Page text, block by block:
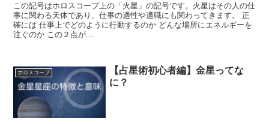
この記号はホロスコープ上の「火星」の記号です。火星はその人の仕
事に関わる天体であり、仕事の適性や適職にも関わってきます。 正
確には 仕事上でどのように行動するのか どんな場所にエネルギーを
注ぐのか この２点が...
ホロスコープ
【占星術初心者編】金星ってな
に？